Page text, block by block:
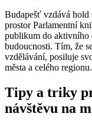
Budapešť vzdává hold
prostor Parlamentní
publikum do aktivního
budoucnosti. Tím, že
vzdělávání, posiluje
města a celého regionu.
Tipy a triky
návštěvu na